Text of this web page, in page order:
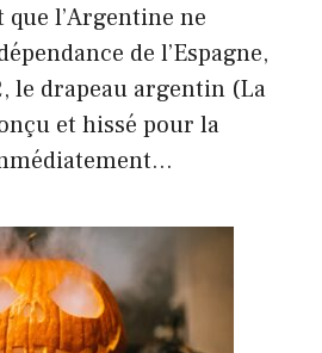
que l’Argentine ne
de l’Espagne,
le drapeau argentin (La
et hissé pour la